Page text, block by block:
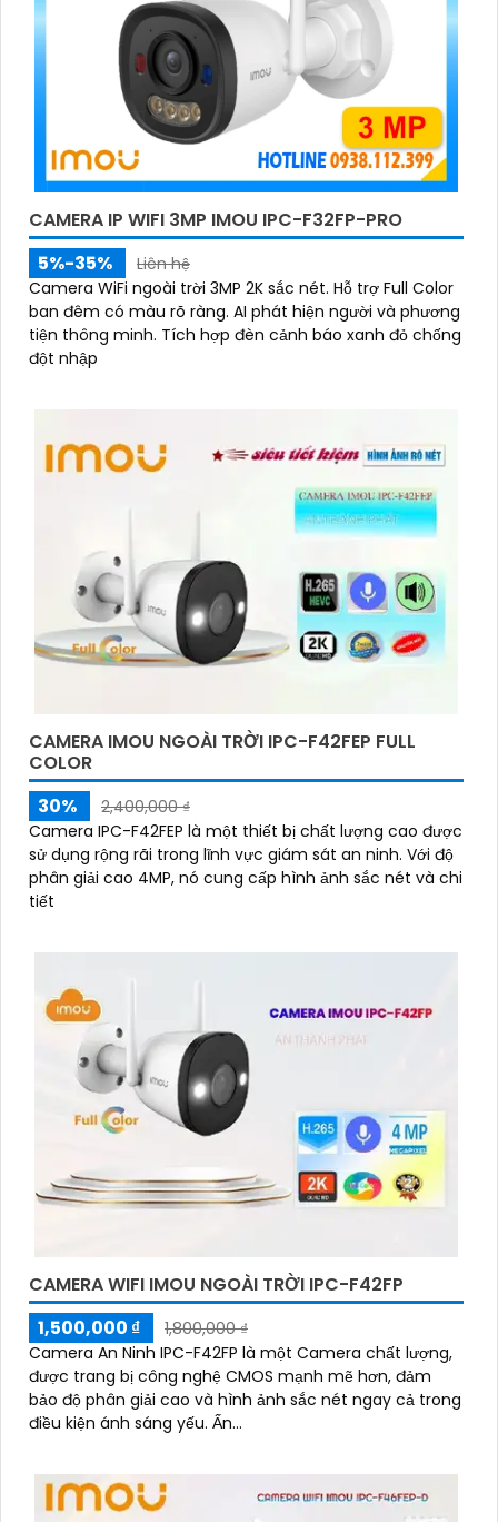
CAMERA IP WIFI 3MP IMOU IPC-F32FP-PRO
5%-35%
Liên hệ
Camera WiFi ngoài trời 3MP 2K sắc nét. Hỗ trợ Full Color
ban đêm có màu rõ ràng. AI phát hiện người và phương
tiện thông minh. Tích hợp đèn cảnh báo xanh đỏ chống
đột nhập
CAMERA IMOU NGOÀI TRỜI IPC-F42FEP FULL
COLOR
30%
2,400,000 ₫
Camera IPC-F42FEP là một thiết bị chất lượng cao được
sử dụng rộng rãi trong lĩnh vực giám sát an ninh. Với độ
phân giải cao 4MP, nó cung cấp hình ảnh sắc nét và chi
tiết
CAMERA WIFI IMOU NGOÀI TRỜI IPC-F42FP
1,500,000 ₫
1,800,000 ₫
Camera An Ninh IPC-F42FP là một Camera chất lượng,
được trang bị công nghệ CMOS mạnh mẽ hơn, đảm
bảo độ phân giải cao và hình ảnh sắc nét ngay cả trong
điều kiện ánh sáng yếu. Ấn...